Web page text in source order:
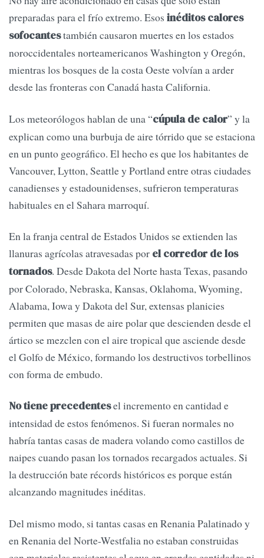
preparadas para el frío extremo. Esos inéditos calores
sofocantestambién causaron muertes en los estados
noroccidentales norteamericanos Washington y Oregón,
mientras los bosques de la costa Oeste volvían a arder
desde las fronteras con Canadá hasta California.
Los meteorólogos hablan de una “cúpula de calor” y la
explican como una burbuja de aire tórrido que se estaciona
en un punto geográfico. El hecho es que los habitantes de
Vancouver, Lytton, Seattle y Portland entre otras ciudades
canadienses y estadounidenses, sufrieron temperaturas
habituales en el Sahara marroquí.
En la franja central de Estados Unidos se extienden las
llanuras agrícolas atravesadas por el corredor de los
tornados. Desde Dakota del Norte hasta Texas, pasando
por Colorado, Nebraska, Kansas, Oklahoma, Wyoming,
Alabama, Iowa y Dakota del Sur, extensas planicies
permiten que masas de aire polar que descienden desde el
ártico se mezclen con el aire tropical que asciende desde
el Golfo de México, formando los destructivos torbellinos
con forma de embudo.
No tiene precedentesel incremento en cantidad e
intensidad de estos fenómenos. Si fueran normales no
habría tantas casas de madera volando como castillos de
naipes cuando pasan los tornados recargados actuales. Si
la destrucción bate récords históricos es porque están
alcanzando magnitudes inéditas.
Del mismo modo, si tantas casas en Renania Palatinado y
en Renania del Norte-Westfalia no estaban construidas